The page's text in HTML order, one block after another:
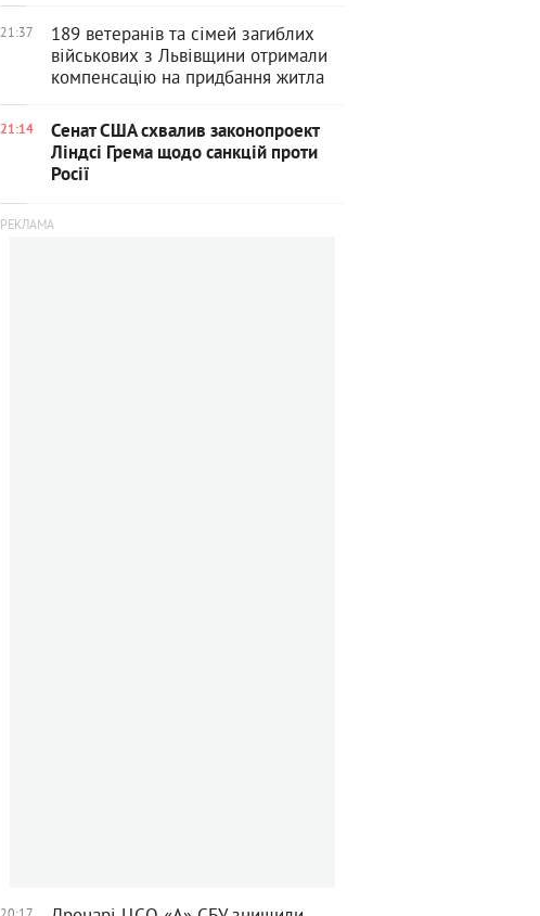
21:37
189 ветеранів та сімей загиблих
військових з Львівщини отримали
компенсацію на придбання житла
21:14
Сенат США схвалив законопроект
Ліндсі Грема щодо санкцій проти
Росії